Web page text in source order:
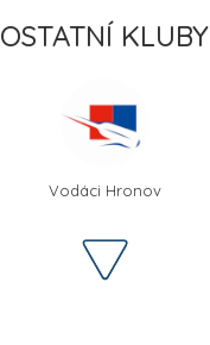
OSTATNÍ KLUBY
Vodáci Hronov